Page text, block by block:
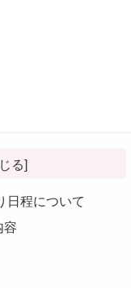
日程について
容